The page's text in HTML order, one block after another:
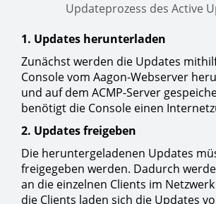
Updateprozess des Active
1. Updates herunterladen
Zunächst werden die Updates
Console vom Aagon-Webserver
und auf dem ACMP-Server
benötigt die Console einen
2. Updates freigeben
Die heruntergeladenen Updates
freigegeben werden. Dadurch
an die einzelnen Clients im
die Clients laden sich die Updates